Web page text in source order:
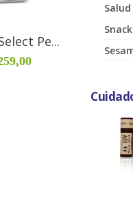
Pe...
Salud